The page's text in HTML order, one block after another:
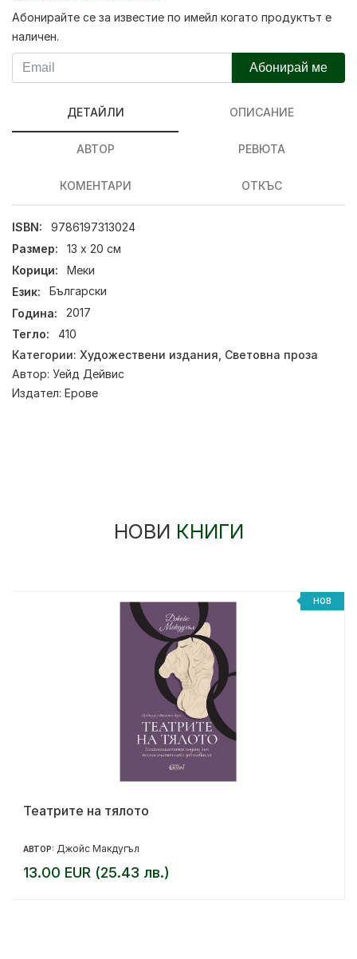
Абонирайте се за известие по имейл когато продуктът е
наличен.
Абонирай ме
ДЕТАЙЛИ ОПИСАНИЕ
АВТОР РЕВЮТА
КОМЕНТАРИ ОТКЪС
ISBN:
9786197313024
Размер:
13 х 20 см
Корици:
Меки
Език:
Български
Година:
2017
Тегло:
410
Категории: Художествени издания Световна проза
Автор: Уейд Дейвис
Издател: Ерове
НОВИ КНИГИ
НОВ
Театрите на тялото
АВТОР: Джойс Макдугъл
13.00 EUR (25.43 лв.)